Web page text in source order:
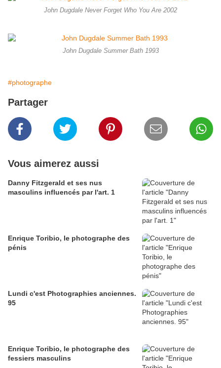
John Dugdale Never Forget Who You Are 2002
John Dugdale Summer Bath 1993
#photographe
Partager
Vous aimerez aussi
Danny Fitzgerald et ses nus
masculins influencés par l'art. 1
Enrique Toribio, le photographe des
pénis
Lundi c'est Photographies anciennes.
95
Enrique Toribio, le photographe des
fessiers masculins